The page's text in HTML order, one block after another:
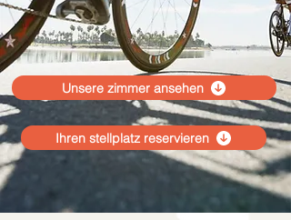
Unsere zimmer ansehen
Ihren stellplatz reservieren